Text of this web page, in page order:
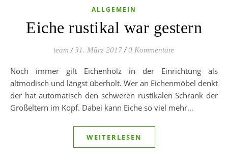
ALLGEMEIN
Eiche rustikal war gestern
team / 31. März 2017 / 0 Kommentare
Noch immer gilt Eichenholz in der Einrichtung als
altmodisch und längst überholt. Wer an Eichenmöbel denkt
der hat automatisch den schweren rustikalen Schrank der
Großeltern im Kopf. Dabei kann Eiche so viel mehr…
WEITERLESEN